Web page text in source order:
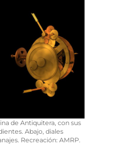
de Antiquitera, con sus
Abajo, diales
Recreación: AMRP.